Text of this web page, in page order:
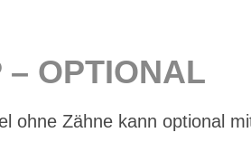
– OP­TIO­NAL
ohne Zäh­ne kann op­tio­nal